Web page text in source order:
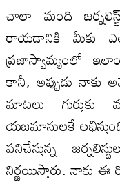
చాలా మంది
రాయడానికి మీకు ఎలా
ప్రజాస్వామ్యంలో
కానీ, అప్పుడు నాకు
మాటలు
యజమానులకే
పనిచేస్తున్న
నిర్ణయిస్తారు. నాకు ఈ